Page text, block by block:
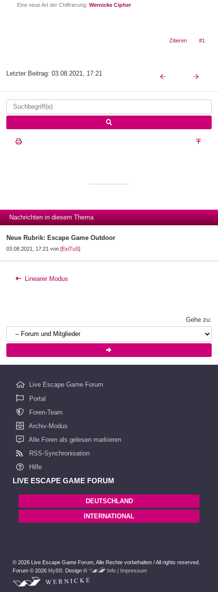
Eine neue Art der Chiffrierung: Wernicke Cipher
Zitieren #1
Letzter Beitrag: 03.08.2021, 17:21
Nachrichten in diesem Thema
Neue Rubrik: Escape Game Outdoor
03.08.2021, 17:21 von [ExiTuS]
Linearer Modus
Gehe zu:
Live Escape Game Forum
Portal
Foren-Team
Archiv-Modus
Alle Foren als gelesen markieren
RSS-Synchronisation
Hilfe
LIVE ESCAPE GAME FORUM
DEUTSCHLAND
INTERNATIONAL
© 2026 Live Escape Game Forum, Alle Rechte vorbehalten / All rights reserved.
Forum © 2026 MyBB. Design © Info | Impressum